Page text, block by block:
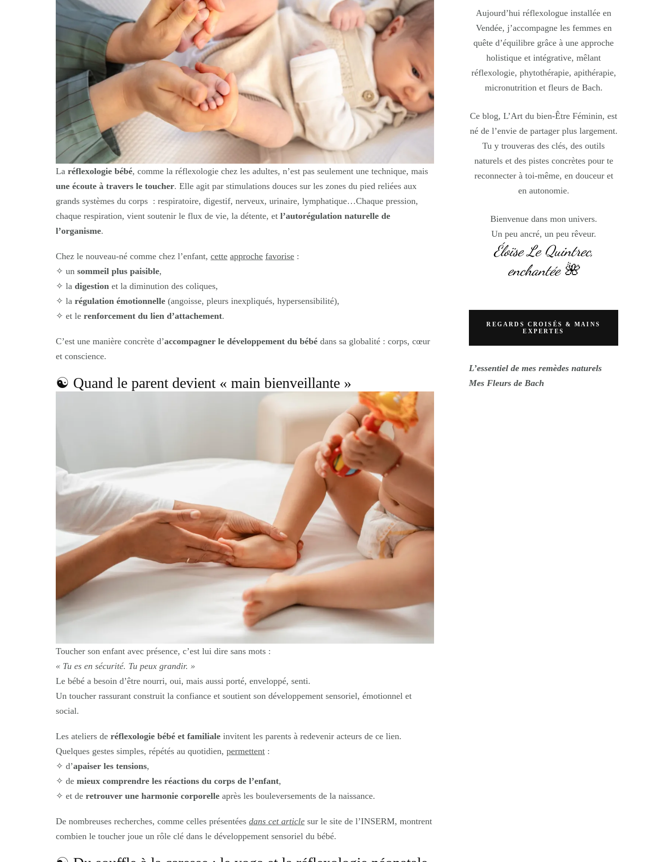
La réflexologie bébé, comme la réflexologie chez les adultes, n’est pas seulement une technique, mais
une écoute à travers le toucher. Elle agit par stimulations douces sur les zones du pied reliées aux
grands systèmes du corps : respiratoire, digestif, nerveux, urinaire, lymphatique…Chaque pression,
chaque respiration, vient soutenir le flux de vie, la détente, et l’autorégulation naturelle de
l’organisme.
Chez le nouveau-né comme chez l’enfant, cette approche favorise :
✧ un sommeil plus paisible,
✧ la digestion et la diminution des coliques,
✧ la régulation émotionnelle (angoisse, pleurs inexpliqués, hypersensibilité),
✧ et le renforcement du lien d’attachement.
C’est une manière concrète d’accompagner le développement du bébé dans sa globalité : corps, cœur
et conscience.
☯︎ Quand le parent devient « main bienveillante »
Toucher son enfant avec présence, c’est lui dire sans mots :
« Tu es en sécurité. Tu peux grandir. »
Le bébé a besoin d’être nourri, oui, mais aussi porté, enveloppé, senti.
Un toucher rassurant construit la confiance et soutient son développement sensoriel, émotionnel et
social.
Les ateliers de réflexologie bébé et familiale invitent les parents à redevenir acteurs de ce lien.
Quelques gestes simples, répétés au quotidien, permettent :
✧ d’apaiser les tensions,
✧ de mieux comprendre les réactions du corps de l’enfant,
✧ et de retrouver une harmonie corporelle après les bouleversements de la naissance.
De nombreuses recherches, comme celles présentées dans cet article sur le site de l’INSERM, montrent
combien le toucher joue un rôle clé dans le développement sensoriel du bébé.
Aujourd’hui réflexologue installée en
Vendée, j’accompagne les femmes en
quête d’équilibre grâce à une approche
holistique et intégrative, mêlant
réflexologie, phytothérapie, apithérapie,
micronutrition et fleurs de Bach.
Ce blog, L’Art du bien-Être Féminin, est
né de l’envie de partager plus largement.
Tu y trouveras des clés, des outils
naturels et des pistes concrètes pour te
reconnecter à toi-même, en douceur et
en autonomie.
Bienvenue dans mon univers.
Un peu ancré, un peu rêveur.
Éloïse Le Quintrec,
enchantée 🌺
REGARDS CROISÉS & MAINS
EXPERTES
L’essentiel de mes remèdes naturels
Mes Fleurs de Bach